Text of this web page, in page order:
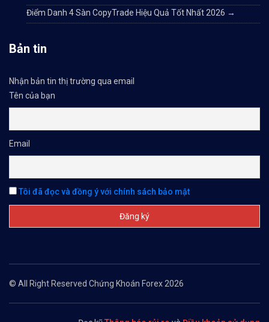
Điểm Danh 4 Sàn CopyTrade Hiệu Quả Tốt Nhất 2026 →
Bản tin
Nhận bản tin thị trường qua email
Tên của bạn
Email
Tôi đã đọc và đồng ý với chính sách bảo mật
© All Right Reserved Chứng Khoán Forex 2026